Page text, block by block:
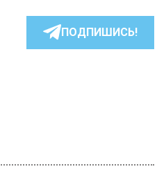
ПОДПИШИСЬ!